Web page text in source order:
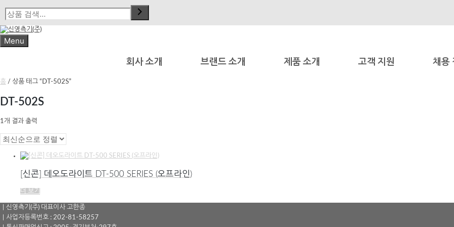
content
Menu
회사 소개 브랜드 소개 제품 소개 고객 지원 채용
홈 / 상품 태그 “DT-502S”
DT-502S
1개 결과 출력
[신콘] 데오도라이트 DT-500 SERIES (오프라인)
더 보기
｜신영측기(주) 대표이사 고한종
｜사업자등록번호 : 202-81-58257